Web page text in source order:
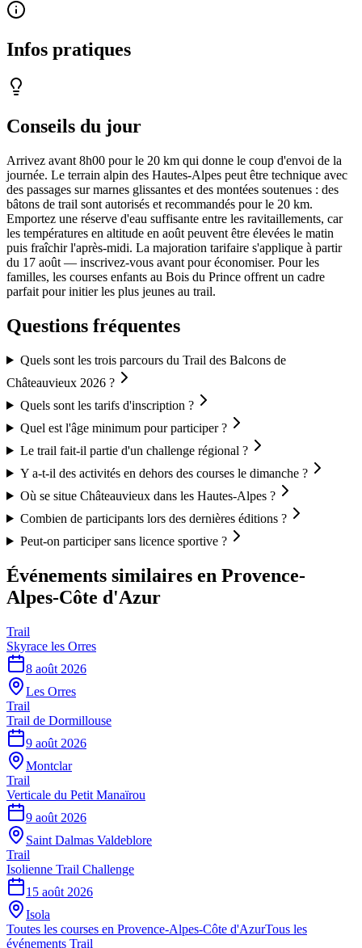
Infos pratiques
Conseils du jour
Arrivez avant 8h00 pour le 20 km qui donne le coup d'envoi de la
journée. Le terrain alpin des Hautes-Alpes peut être technique avec
des passages sur marnes glissantes et des montées soutenues : des
bâtons de trail sont autorisés et recommandés pour le 20 km.
Emportez une réserve d'eau suffisante entre les ravitaillements, car
les températures en altitude en août peuvent être élevées le matin
puis fraîchir l'après-midi. La majoration tarifaire s'applique à partir
du 17 août — inscrivez-vous avant pour économiser. Pour les
familles, les courses enfants au Bois du Prince offrent un cadre
parfait pour initier les plus jeunes au trail.
Questions fréquentes
Quels sont les trois parcours du Trail des Balcons de
Châteauvieux 2026 ?
Quels sont les tarifs d'inscription ?
Quel est l'âge minimum pour participer ?
Le trail fait-il partie d'un challenge régional ?
Y a-t-il des activités en dehors des courses le dimanche ?
Où se situe Châteauvieux dans les Hautes-Alpes ?
Combien de participants lors des dernières éditions ?
Peut-on participer sans licence sportive ?
Événements similaires en Provence-
Alpes-Côte d'Azur
Trail
Skyrace les Orres
8 août 2026
Les Orres
Trail
Trail de Dormillouse
9 août 2026
Montclar
Trail
Verticale du Petit Manaïrou
9 août 2026
Saint Dalmas Valdeblore
Trail
Isolienne Trail Challenge
15 août 2026
Isola
Toutes les courses en Provence-Alpes-Côte d'AzurTous les
événements Trail